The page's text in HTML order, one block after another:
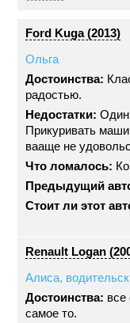
Ford Kuga (2013)
Ольга
Достоинства:
радостью.
Недостатки: Один
Прикуривать
вааще не
Что ломалось:
Предыдущий
Стоит ли этот
Renault Logan
Алиса,
Достоинства:
самое то.